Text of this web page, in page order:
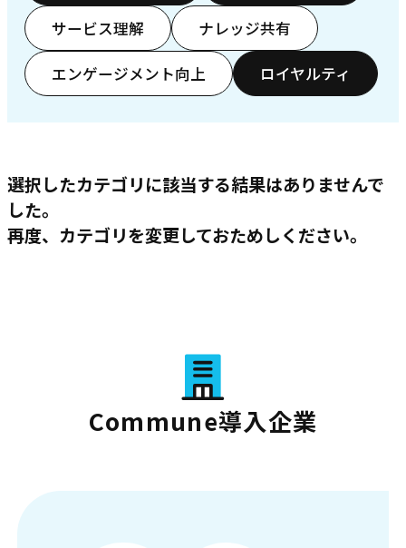
サービス理解 ナレッジ共有
エンゲージメント向上 ロイヤルティ
選択したカテゴリに該当する結果はありませんで
した。
再度、カテゴリを変更しておためしください。
Commune導入企業